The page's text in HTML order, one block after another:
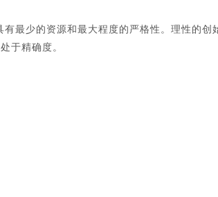
最少的资源和最大程度的严格性。理性的创
于精确度。